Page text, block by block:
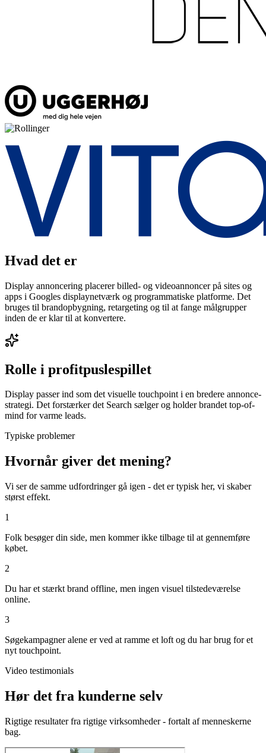
Hvad det er
Display annoncering placerer billed- og videoannoncer på sites og
apps i Googles displaynetværk og programmatiske platforme. Det
bruges til brandopbygning, retargeting og til at fange målgrupper
inden de er klar til at konvertere.
Rolle i profitpuslespillet
Display passer ind som det visuelle touchpoint i en bredere annonce-
strategi. Det forstærker det Search sælger og holder brandet top-of-
mind for varme leads.
Typiske problemer
Hvornår giver det mening?
Vi ser de samme udfordringer gå igen - det er typisk her, vi skaber
størst effekt.
1
Folk besøger din side, men kommer ikke tilbage til at gennemføre
købet.
2
Du har et stærkt brand offline, men ingen visuel tilstedeværelse
online.
3
Søgekampagner alene er ved at ramme et loft og du har brug for et
nyt touchpoint.
Video testimonials
Hør det fra kunderne selv
Rigtige resultater fra rigtige virksomheder - fortalt af menneskerne
bag.